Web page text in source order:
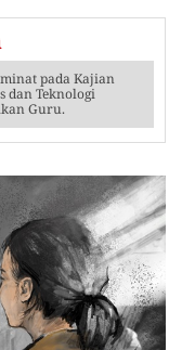
pada Kajian
dan Teknologi
Guru.